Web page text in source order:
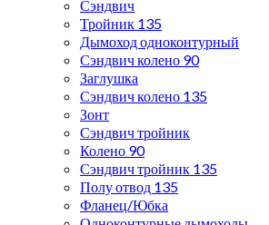
Сэндвич
Тройник 135
Дымоход одноконтурный
Сэндвич колено 90
Заглушка
Сэндвич колено 135
Зонт
Сэндвич тройник
Колено 90
Сэндвич тройник 135
Полу отвод 135
Фланец/Юбка